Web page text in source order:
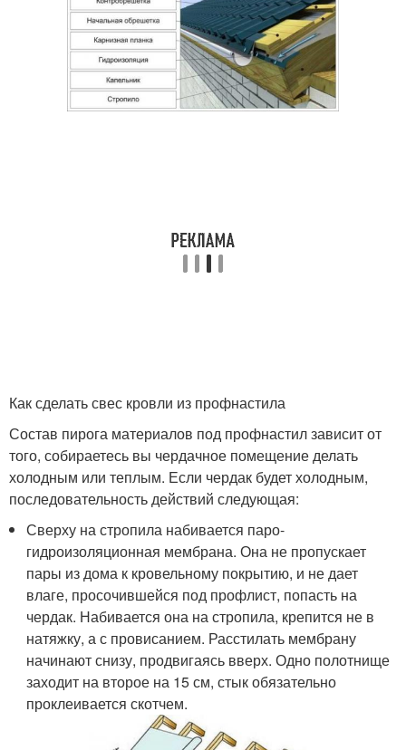
Как сделать свес кровли из профнастила
Состав пирога материалов под профнастил зависит от
того, собираетесь вы чердачное помещение делать
холодным или теплым. Если чердак будет холодным,
последовательность действий следующая:
Сверху на стропила набивается паро-
гидроизоляционная мембрана. Она не пропускает
пары из дома к кровельному покрытию, и не дает
влаге, просочившейся под профлист, попасть на
чердак. Набивается она на стропила, крепится не в
натяжку, а с провисанием. Расстилать мембрану
начинают снизу, продвигаясь вверх. Одно полотнище
заходит на второе на 15 см, стык обязательно
проклеивается скотчем.